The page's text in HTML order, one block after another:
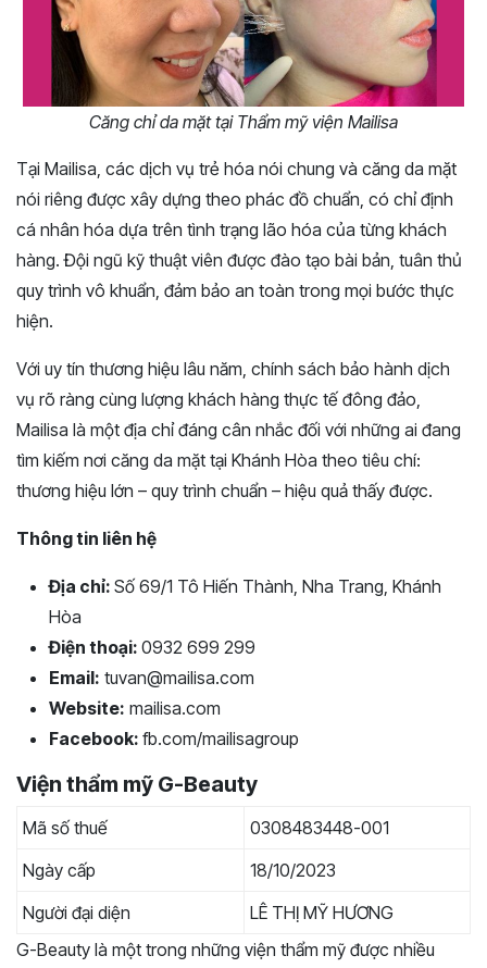
Căng chỉ da mặt tại Thẩm mỹ viện Mailisa
Tại Mailisa, các dịch vụ trẻ hóa nói chung và căng da mặt
nói riêng được xây dựng theo phác đồ chuẩn, có chỉ định
cá nhân hóa dựa trên tình trạng lão hóa của từng khách
hàng. Đội ngũ kỹ thuật viên được đào tạo bài bản, tuân thủ
quy trình vô khuẩn, đảm bảo an toàn trong mọi bước thực
hiện.
Với uy tín thương hiệu lâu năm, chính sách bảo hành dịch
vụ rõ ràng cùng lượng khách hàng thực tế đông đảo,
Mailisa là một địa chỉ đáng cân nhắc đối với những ai đang
tìm kiếm nơi căng da mặt tại Khánh Hòa theo tiêu chí:
thương hiệu lớn – quy trình chuẩn – hiệu quả thấy được.
Thông tin liên hệ
Địa chỉ: Số 69/1 Tô Hiến Thành, Nha Trang, Khánh
Hòa
Điện thoại: 0932 699 299
Email: tuvan@mailisa.com
Website: mailisa.com
Facebook: fb.com/mailisagroup
Viện thẩm mỹ G-Beauty
Mã số thuế
0308483448-001
Ngày cấp
18/10/2023
Người đại diện
LÊ THỊ MỸ HƯƠNG
G-Beauty là một trong những viện thẩm mỹ được nhiều